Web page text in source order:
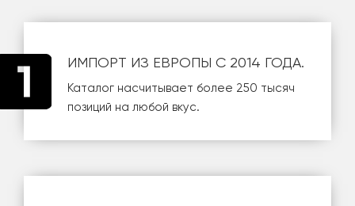
ИМПОРТ ИЗ ЕВРОПЫ С 2014 ГОДА.
Каталог насчитывает более 250 тысяч
позиций на любой вкус.